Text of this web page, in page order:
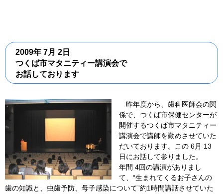
2009年 7月 2日
つくば市マタニティー講演会で
お話しております
昨年度から、歯科医師会の関
係で、つくば市保健センターが
開催するつくば市マタニティー
講演会で講師を勤めさせていた
だいております。この 6月 13
日にお話して参りました。
年間 4回の講演がありまし
て、“生まれてくるお子さんの
歯の知識と、虫歯予防、母子感染について”約1時間講話させていた